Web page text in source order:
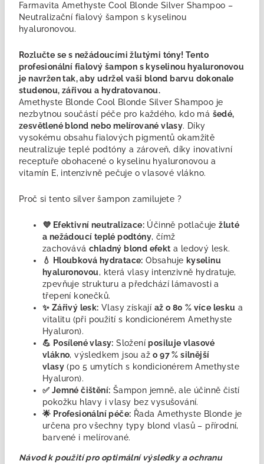
Farmavita Amethyste Cool Blonde Silver Shampoo –
Neutralizační fialový šampon s kyselinou
hyaluronovou.
Rozlučte se s nežádoucími žlutými tóny! Tento
profesionální fialový šampon s kyselinou hyaluronovou
je navržen tak, aby udržel vaši blond barvu dokonale
studenou, zářivou a hydratovanou.
Amethyste Blonde Cool Blonde Silver Shampoo je
nezbytnou součástí péče pro každého, kdo má šedé,
zesvětlené blond nebo melírované vlasy. Díky
vysokému obsahu fialových pigmentů okamžitě
neutralizuje teplé podtóny a zároveň, díky inovativní
receptuře obohacené o kyselinu hyaluronovou a
vitamín E, intenzivně pečuje o vlasové vlákno.
Proč si tento silver šampon zamilujete ?
💜 Efektivní neutralizace: Účinně potlačuje žluté
a nežádoucí teplé podtóny, čímž
zachovává chladný blond efekt a ledový lesk.
💧 Hloubková hydratace: Obsahuje kyselinu
hyaluronovou, která vlasy intenzivně hydratuje,
zpevňuje strukturu a předchází lámavosti a
třepení konečků.
✨ Zářivý lesk: Vlasy získají až o 80 % více lesku a
vitalitu (při použití s kondicionérem Amethyste
Hyaluron).
💪 Posílené vlasy: Složení posiluje vlasové
vlákno, výsledkem jsou až o 97 % silnější
vlasy (po 5 umytích s kondicionérem Amethyste
Hyaluron).
✅ Jemné čištění: Šampon jemně, ale účinně čistí
pokožku hlavy i vlasy bez vysušování.
🌟 Profesionální péče: Řada Amethyste Blonde je
určena pro všechny typy blond vlasů – přírodní,
barvené i melírované.
Návod k použití pro optimální výsledky a ochranu